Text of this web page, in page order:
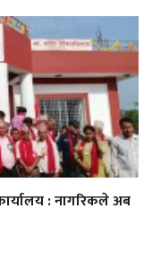
: नागरिकले अब